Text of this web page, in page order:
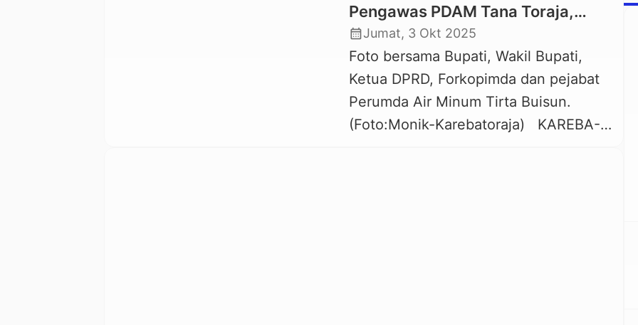
Pengawas PDAM Tana Toraja,
Bupati Minta Tingkatkan
Pelayanan
calendar_monthJumat, 3 Okt 2025
Foto bersama Bupati, Wakil Bupati,
Ketua DPRD, Forkopimda dan pejabat
Perumda Air Minum Tirta Buisun.
(Foto:Monik-Karebatoraja) KAREBA-